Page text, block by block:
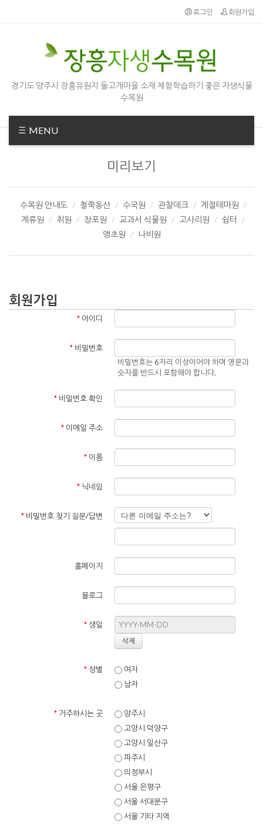
로그인 회원가입
경기도 양주시 장흥유원지 돌고개마을 소재 체험학습하기 좋은 자생식물
수목원
MENU
미리보기
수목원 안내도 철쭉동산 수국원 관찰데크
계절테마원
계류원
취원 창포원 교과서 식물원 고사리원
쉼터
앵초원
나비원
회원가입
* 아이디
* 비밀번호
비밀번호는 6자리 이상이어야 하며 영문과
숫자를 반드시 포함해야 합니다.
* 비밀번호 확인
* 이메일 주소
* 이름
* 닉네임
* 비밀번호 찾기 질문/답변
홈페이지
블로그
* 생일
* 성별
여자
남자
* 거주하시는 곳
양주시
고양시 덕양구
고양시 일산구
파주시
의정부시
서울 은평구
서울 서대문구
서울 기타 지역